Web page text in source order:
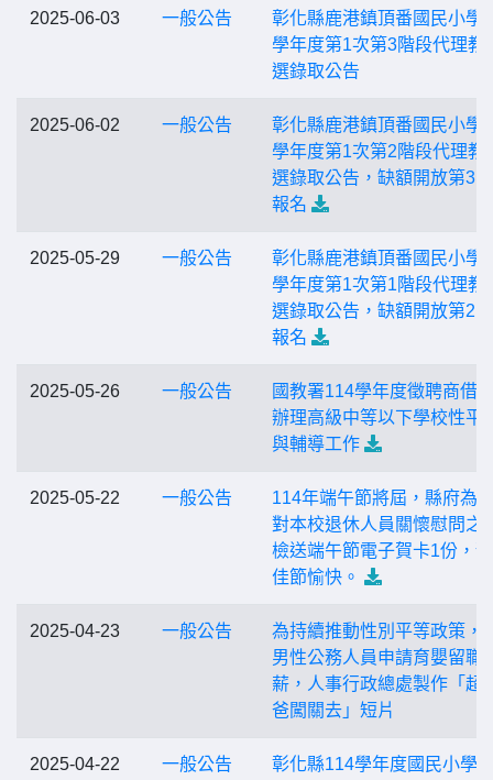
2025-06-03 一般公告
彰化縣鹿港鎮頂番國民小學
學年度第1次第3階段代理教
選錄取公告
2025-06-02 一般公告
彰化縣鹿港鎮頂番國民小學
學年度第1次第2階段代理教
選錄取公告，缺額開放第3
報名
2025-05-29 一般公告
彰化縣鹿港鎮頂番國民小學
學年度第1次第1階段代理教
選錄取公告，缺額開放第2
報名
2025-05-26 一般公告
國教署114學年度徵聘商借
辦理高級中等以下學校性平
與輔導工作
2025-05-22 一般公告
114年端午節將屆，縣府為
對本校退休人員關懷慰問之
檢送端午節電子賀卡1份，
佳節愉快。
2025-04-23 一般公告
為持續推動性別平等政策，
男性公務人員申請育嬰留職
薪，人事行政總處製作「超
爸闖關去」短片
2025-04-22 一般公告
彰化縣114學年度國民小學